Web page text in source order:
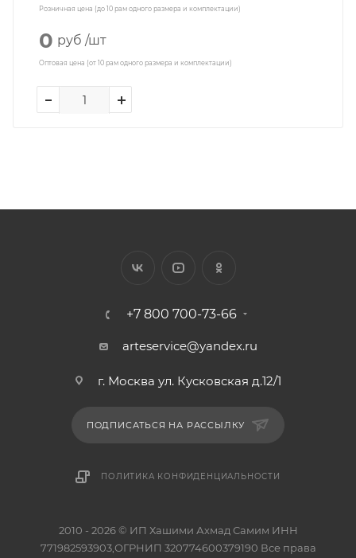
Розничная цена (до 10 рам одного размера и комплектации)
0 руб /шт
Оптовая цена (от 10 рам одного размера и комплектации)
+7 800 700-73-66
arteservice@yandex.ru
г. Москва ул. Кусковская д.12/1
ПОДПИСАТЬСЯ НА РАССЫЛКУ
ПОЛИТИКА КОНФИДЕНЦИАЛЬНОСТИ
2010 - 2026 © ИП Хашими Ахмад Самим ИНН
771982593903,ОГРНИП 320774600379190 Все права